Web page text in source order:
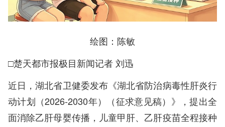
绘图：陈敏
□楚天都市报极目新闻记者 刘迅
近日，湖北省卫健委发布《湖北省防治病毒性肝炎行
动计划（2026-2030年）（征求意见稿）》，提出全
面消除乙肝母婴传播，儿童甲肝、乙肝疫苗全程接种